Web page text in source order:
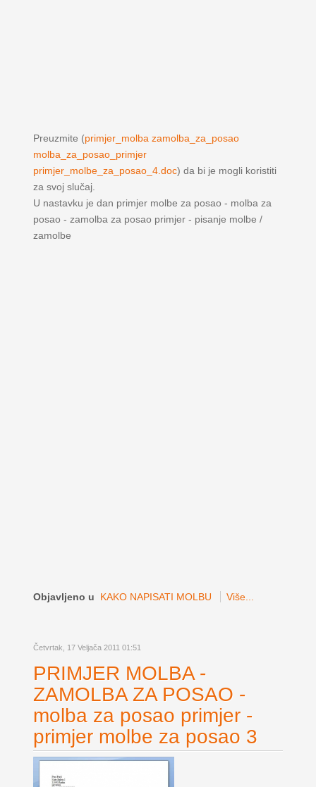
Preuzmite (primjer_molba zamolba_za_posao
molba_za_posao_primjer
primjer_molbe_za_posao_4.doc) da bi je mogli koristiti
za svoj slučaj.
U nastavku je dan primjer molbe za posao - molba za
posao - zamolba za posao primjer - pisanje molbe /
zamolbe
Objavljeno u KAKO NAPISATI MOLBU Više...
Četvrtak, 17 Veljača 2011 01:51
PRIMJER MOLBA -
ZAMOLBA ZA POSAO -
molba za posao primjer -
primjer molbe za posao 3